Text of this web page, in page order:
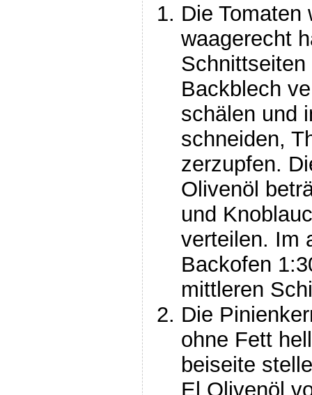
Die Tomaten
waagerecht
Backblech
schälen und
schneiden,
zerzupfen.
Olivenöl
und
verteilen. Im
Backofen
mittleren
Die
ohne Fett
beiseite
El Olivenöl